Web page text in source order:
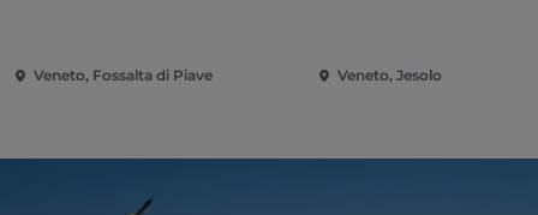
Veneto, Fossalta di Piave Veneto, Jesolo